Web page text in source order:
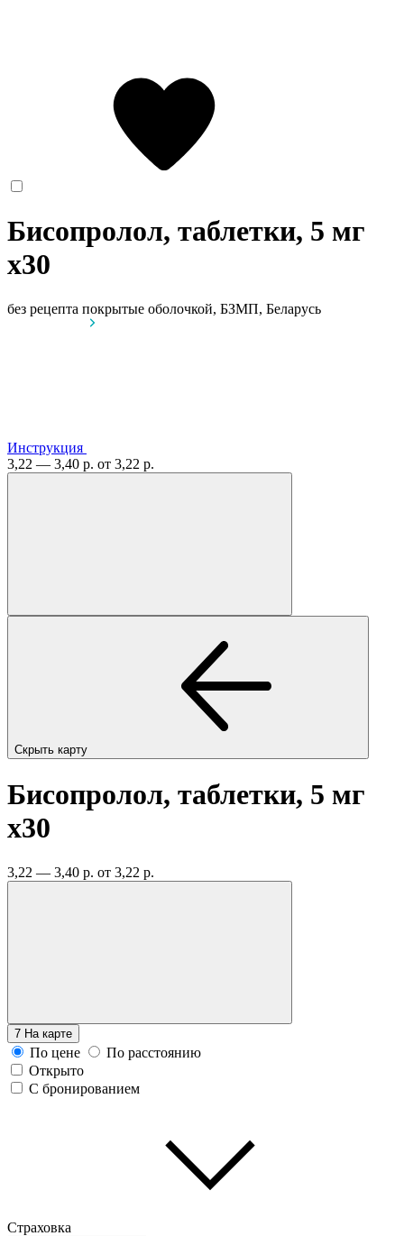
Бисопролол, таблетки, 5 мг
x30
без рецепта покрытые оболочкой, БЗМП, Беларусь
Инструкция
3,22 — 3,40 р. от 3,22 р.
Скрыть карту
Бисопролол, таблетки, 5 мг
x30
3,22 — 3,40 р. от 3,22 р.
7 На карте
По цене
По расстоянию
Открыто
С бронированием
Страховка